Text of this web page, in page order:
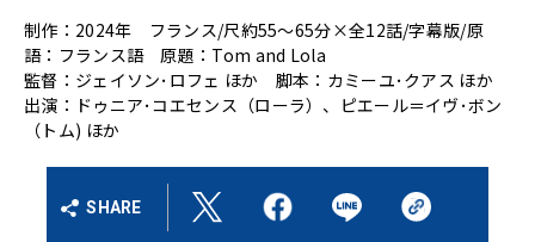
制作：2024年 フランス/尺約55～65分×全12話/字幕版/原
語：フランス語 原題：Tom and Lola
監督：ジェイソン･ロフェ ほか 脚本：カミーユ･クアス ほか
出演：ドゥニア･コエセンス（ローラ）、ピエール＝イヴ･ボン
（トム) ほか
SHARE